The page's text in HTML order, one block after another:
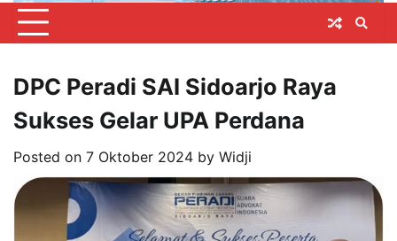
DPC Peradi SAI Sidoarjo Raya
Sukses Gelar UPA Perdana
Posted on 7 Oktober 2024 by Widji